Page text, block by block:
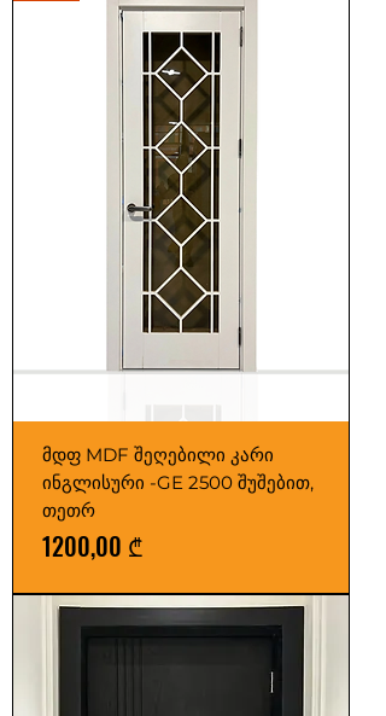
u
r
e
m
e
t
e
მდფ MDF შეღებილი კარი
ინგლისური -GE 2500 შუშებით,
თეთრ
Price
1200,00 ₾